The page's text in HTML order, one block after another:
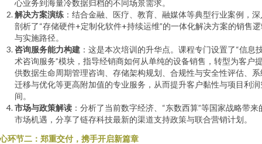
心业务到海量冷数据归档的不同场景需求。
解决方案演练 ：结合金融、医疗、教育、融媒体等典型行业案例，深
剖析了“存储硬件+定制化软件+持续运维”的一体化解决方案的销售
与实施路径。
咨询服务能力构建 ：这是本次培训的升华点。课程专门设置了“信息
术咨询服务”模块，指导经销商如何从单纯的设备销售，转型为客户
供数据生命周期管理咨询、存储架构规划、合规性与安全性评估、系
迁移与优化等更高附加值的专业服务，从而提升客户黏性与项目利润
间。
市场与政策解读 ：分析了当前数字经济、“东数西算”等国家战略带来
市场机遇，分享了链存科技最新的渠道支持政策与联合营销计划。
环节二：郑重交付，携手开启新篇章